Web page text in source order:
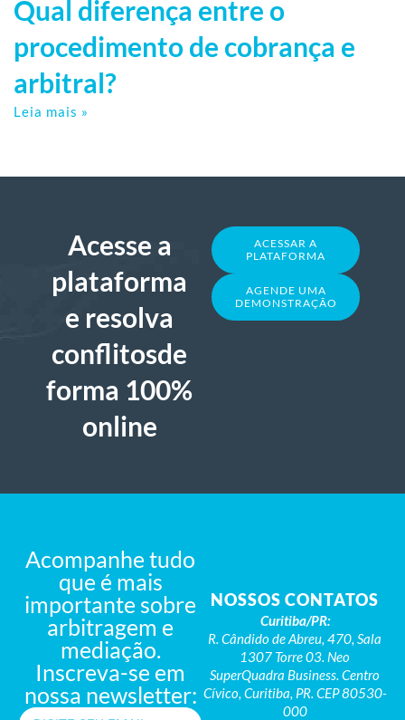
Qual diferença entre o
procedimento de cobrança e
arbitral?
Leia mais »
Acesse a
plataforma
e resolva
conflitosde
forma 100%
online
ACESSAR A
PLATAFORMA
AGENDE UMA
DEMONSTRAÇÃO
Acompanhe tudo
que é mais
importante sobre
arbitragem e
mediação.
Inscreva-se em
nossa newsletter:
NOSSOS CONTATOS
Curitiba/PR:
R. Cândido de Abreu, 470, Sala
1307 Torre 03. Neo
SuperQuadra Business. Centro
Cívico, Curitiba, PR. CEP 80530-
000